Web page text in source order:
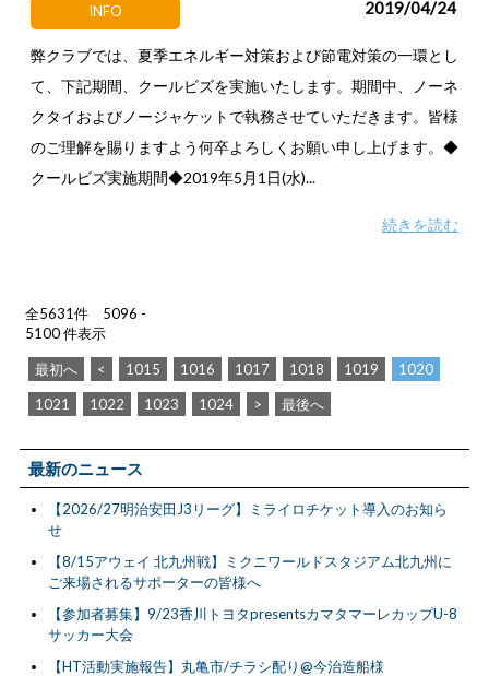
INFO 2019/04/24
弊クラブでは、夏季エネルギー対策および節電対策の一環とし
て、下記期間、クールビズを実施いたします。期間中、ノーネ
クタイおよびノージャケットで執務させていただきます。皆様
のご理解を賜りますよう何卒よろしくお願い申し上げます。◆
クールビズ実施期間◆2019年5月1日(水)...
続きを読む
全5631件 5096 -
5100 件表示
最初へ < 1015 1016 1017 1018 1019
1020
1021
1022 1023 1024 > 最後へ
最新のニュース
【2026/27明治安田J3リーグ】ミライロチケット導入のお知ら
せ
【8/15アウェイ 北九州戦】ミクニワールドスタジアム北九州に
ご来場されるサポーターの皆様へ
【参加者募集】9/23香川トヨタpresentsカマタマーレカップU-8
サッカー大会
【HT活動実施報告】丸亀市/チラシ配り@今治造船様